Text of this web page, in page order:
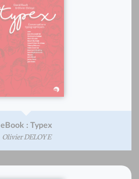
eBook : Typex
Olivier DELOYE